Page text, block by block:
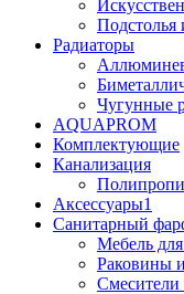
Радиаторы
Чугунные
AQUAPROM
Комплектующие
Канализация
Аксессуары1
Санитарный
Мебель
Раковины
Смесители